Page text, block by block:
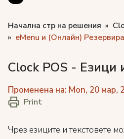
Начална стр на решения
eMenu и (Онлайн)
Clock POS - Езици
Променена на: Mon, 20 мар,
Print
Чрез езиците и текстовете